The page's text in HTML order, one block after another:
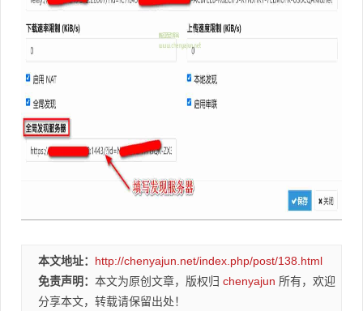
本文地址： http://chenyajun.net/index.php/post/138.html
免责声明： 本文为原创文章，版权归 chenyajun 所有，欢迎
分享本文，转载请保留出处！